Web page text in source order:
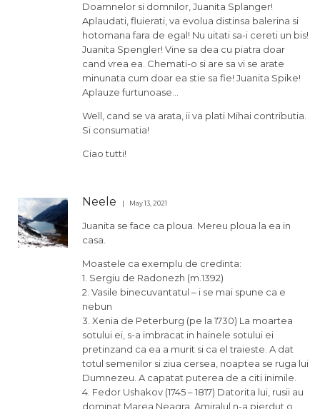
Doamnelor si domnilor, Juanita Splanger!
Aplaudati, fluierati, va evolua distinsa balerina si
hotomana fara de egal! Nu uitati sa-i cereti un bis!
Juanita Spengler! Vine sa dea cu piatra doar
cand vrea ea. Chemati-o si are sa vi se arate
minunata cum doar ea stie sa fie! Juanita Spike!
Aplauze furtunoase…
Well, cand se va arata, ii va plati Mihai contributia.
Si consumatia!
Ciao tutti!
Neele May 13, 2021
Juanita se face ca ploua. Mereu ploua la ea in
casa.
Moastele ca exemplu de credinta:
1. Sergiu de Radonezh (m.1392)
2. Vasile binecuvantatul – i se mai spune ca e
nebun
3. Xenia de Peterburg (pe la 1730) La moartea
sotului ei, s-a imbracat in hainele sotului ei
pretinzand ca ea a murit si ca el traieste. A dat
totul semenilor si ziua cersea, noaptea se ruga lui
Dumnezeu. A capatat puterea de a citi inimile.
4. Fedor Ushakov (1745 – 1817) Datorita lui, rusii au
dominat Marea Neagra. Amiralul n-a pierdut o